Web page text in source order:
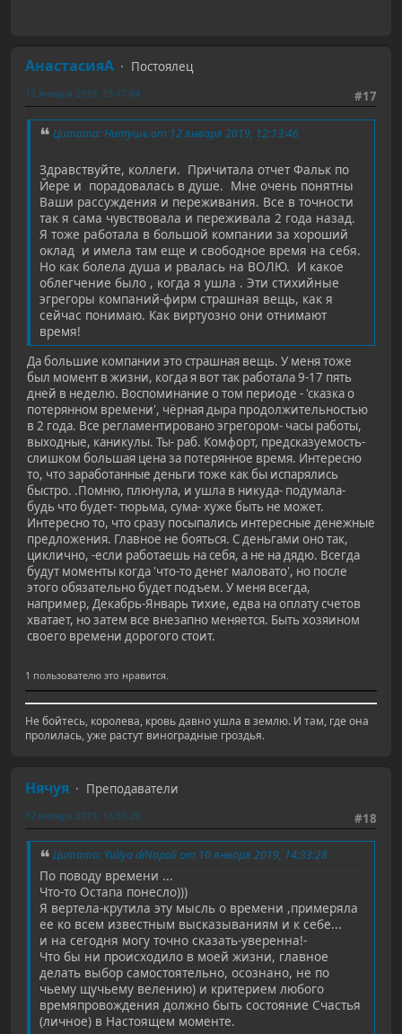
АнастасияА
Постоялец
#17
12 января 2019, 15:47:04
Цитата: Нитушь от 12 января 2019, 12:13:46
Здравствуйте, коллеги. Причитала отчет Фальк по
Йере и порадовалась в душе. Мне очень понятны
Ваши рассуждения и переживания. Все в точности
так я сама чувствовала и переживала 2 года назад.
Я тоже работала в большой компании за хороший
оклад и имела там еще и свободное время на себя.
Но как болела душа и рвалась на ВОЛЮ. И какое
облегчение было , когда я ушла . Эти стихийные
эгрегоры компаний-фирм страшная вещь, как я
сейчас понимаю. Как виртуозно они отнимают
время!
Да большие компании это страшная вещь. У меня тоже
был момент в жизни, когда я вот так работала 9-17 пять
дней в неделю. Воспоминание о том периоде - 'сказка о
потерянном времени', чёрная дыра продолжительностью
в 2 года. Все регламентировано эгрегором- часы работы,
выходные, каникулы. Ты- раб. Комфорт, предсказуемость-
слишком большая цена за потерянное время. Интересно
то, что заработанные деньги тоже как бы испарялись
быстро. .Помню, плюнула, и ушла в никуда- подумала-
будь что будет- тюрьма, сума- хуже быть не может.
Интересно то, что сразу посыпались интересные денежные
предложения. Главное не бояться. С деньгами оно так,
циклично, -если работаешь на себя, а не на дядю. Всегда
будут моменты когда 'что-то денег маловато', но после
этого обязательно будет подъем. У меня всегда,
например, Декабрь-Январь тихие, едва на оплату счетов
хватает, но затем все внезапно меняется. Быть хозяином
своего времени дорогого стоит.
1 пользователю это нравится.
Не бойтесь, королева, кровь давно ушла в землю. И там, где она
пролилась, уже растут виноградные гроздья.
Нячуя
Преподаватели
#18
12 января 2019, 18:59:26
Цитата: Yuliya diNapoli от 10 января 2019, 14:33:28
По поводу времени ...
Что-то Остапа понесло)))
Я вертела-крутила эту мысль о времени ,примеряла
ее ко всем известным высказываниям и к себе...
и на сегодня могу точно сказать-уверенна!-
Что бы ни происходило в моей жизни, главное
делать выбор самостоятельно, осознано, не по
чьему щучьему велению) и критерием любого
времяпровождения должно быть состояние Счастья
(личное) в Настоящем моменте.